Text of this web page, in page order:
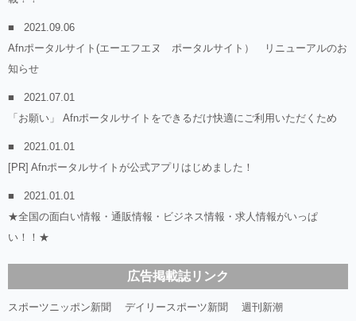
2021.09.06
Afnポータルサイト(エーエフエヌ ポータルサイト） リニューアルのお
知らせ
2021.07.01
「お願い」 Afnポータルサイトをできるだけ快適にご利用いただくため
2021.01.01
[PR] Afnポータルサイトが公式アプリはじめました！
2021.01.01
★全国の面白い情報・通販情報・ビジネス情報・求人情報がいっぱ
い！！★
広告掲載誌リンク
スポーツニッポン新聞 デイリースポーツ新聞
週刊新潮